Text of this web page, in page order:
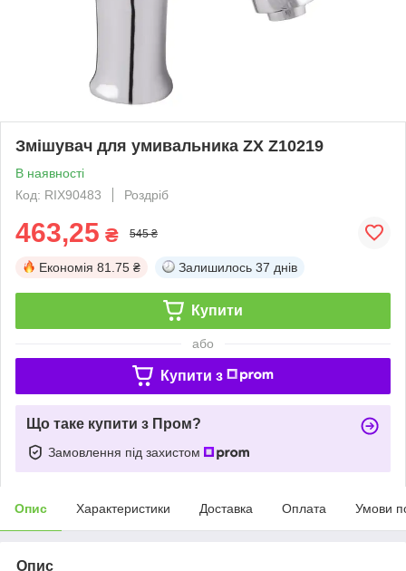
Змішувач для умивальника ZX Z10219
В наявності
Код: RIX90483
Роздріб
463,25 ₴ 545 ₴
Економія 81.75 ₴ Залишилось 37 днів
Купити
або
Купити з
Що таке купити з Пром?
Замовлення під захистом
Опис Характеристики Доставка Оплата Умови
Опис